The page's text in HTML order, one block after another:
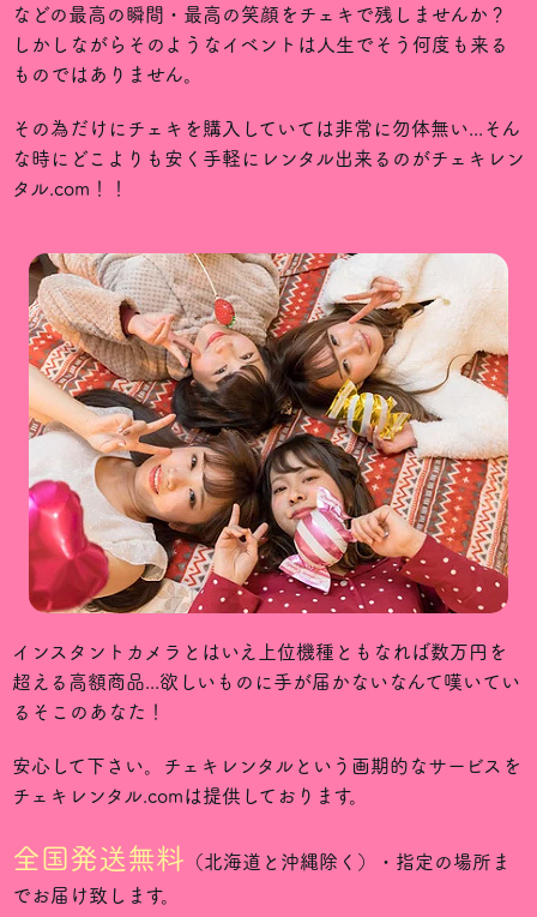
などの最高の瞬間・最高の笑顔をチェキで残しませんか？
しかしながらそのようなイベントは人生でそう何度も来る
ものではありません。
その為だけにチェキを購入していては非常に勿体無い...そん
な時にどこよりも安く手軽にレンタル出来るのがチェキレン
タル.com！！
インスタントカメラとはいえ上位機種ともなれば数万円を
超える高額商品...欲しいものに手が届かないなんて嘆いてい
るそこのあなた！
安心して下さい。チェキレンタルという画期的なサービスを
チェキレンタル.comは提供しております。
全国発送無料 （北海道と沖縄除く）・指定の場所ま
でお届け致します。